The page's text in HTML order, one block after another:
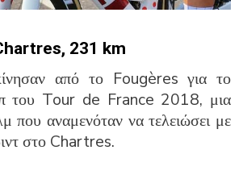
231 km
από το Fougères για το
του Tour de France 2018, μια
που αναμενόταν να τελειώσει με
στο Chartres.